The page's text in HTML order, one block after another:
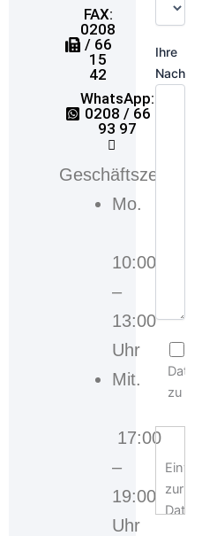
FAX:
0208
/ 66
15
42
WhatsApp:
0208 / 66
93 97
Geschäftszeiten
Mo.
10:00
–
13:00
Uhr
Mit.
17:00
–
19:00
Uhr
Ihre
zu
zur